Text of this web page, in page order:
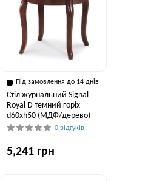
Під замовлення до 14 днів
Стіл журнальний Signal
Royal D темний горіх
d60хh50 (МДФ/дерево)
0 відгуків
5,241 грн